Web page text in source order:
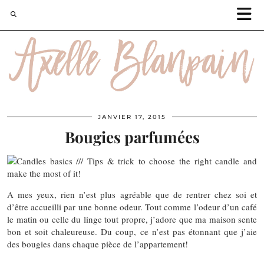
JANVIER 17, 2015
Bougies parfumées
A mes yeux, rien n’est plus agréable que de rentrer chez soi et
d’être accueilli par une bonne odeur. Tout comme l’odeur d’un café
le matin ou celle du linge tout propre, j’adore que ma maison sente
bon et soit chaleureuse. Du coup, ce n’est pas étonnant que j’aie
des bougies dans chaque pièce de l’appartement!